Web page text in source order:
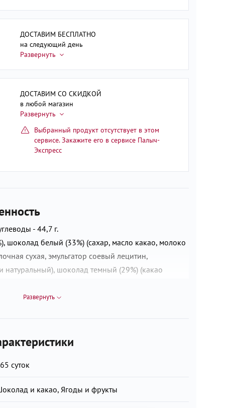
ДОСТАВИМ БЕСПЛАТНО
на следующий день
ДОСТАВИМ СО СКИДКОЙ
в любой магазин
Выбранный продукт отсутствует в этом
сервисе. Закажите его в сервисе Палыч-
Экспресс
- 44,7 г.
шоколад белый (33%) (сахар, масло какао, молоко
сухая, эмульгатор соевый лецитин,
натуральный), шоколад темный (29%) (какао
на предприятии, на котором также
Развернуть
суток
и какао, Ягоды и фрукты